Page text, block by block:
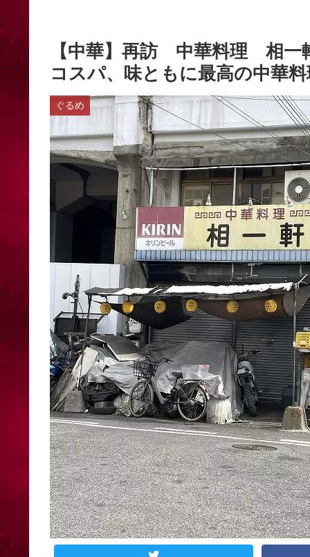
【中華】再訪 中華料理 相一
コスパ、味ともに最高の中華
ぐるめ